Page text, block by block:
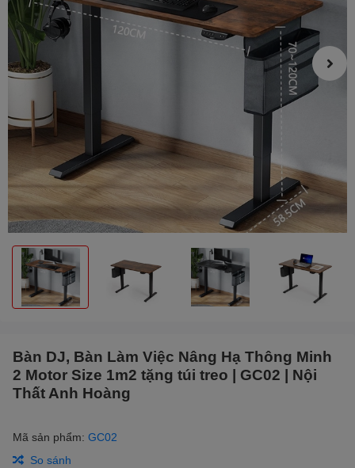
Bàn DJ, Bàn Làm Việc Nâng Hạ Thông Minh
2 Motor Size 1m2 tặng túi treo | GC02 | Nội
Thất Anh Hoàng
Mã sản phẩm: GC02
So sánh